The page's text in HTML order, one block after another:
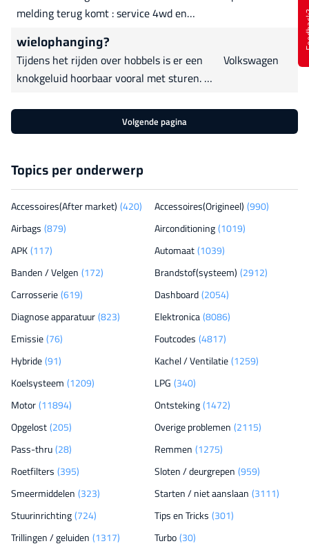
orde,
melding terug komt : service 4wd en
vervangen ook de pomp. Zo ook het diff
ververst. iemand bekend met dit
probleem Uitgelezen met Autel
wielophanging?
Tijdens het rijden over hobbels is er een
knokgeluid hoorbaar vooral met sturen. Ik
vernieuwd maar geluid blijft aanwezig.
Volkswagen
Volgende pagina
Topics per onderwerp
Accessoires(After market) (420) Accessoires(Origineel) (990)
Airbags (879) Airconditioning(1019)
APK(117) Automaat(1039)
Banden / Velgen (172) Brandstof(systeem) (2912)
Carrosserie(619) Dashboard(2054)
Diagnose apparatuur(823) Elektronica(8086)
Emissie(76) Foutcodes (4817)
Hybride(91) Kachel / Ventilatie(1259)
Koelsysteem (1209) LPG (340)
Motor(11894) Ontsteking(1472)
Opgelost(205) Overige problemen (2115)
Pass-thru(28) Remmen (1275)
Roetfilters (395) Sloten / deurgrepen (959)
Smeermiddelen (323) Starten / niet aanslaan (3111)
Stuurinrichting(724) Tips en Tricks (301)
Trillingen / geluiden (1317) Turbo(30)